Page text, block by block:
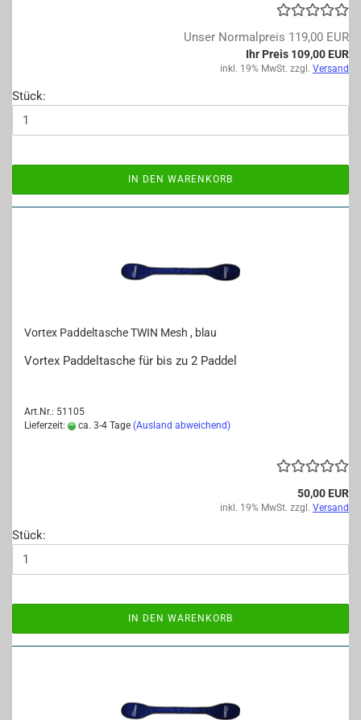
Unser Normalpreis 119,00 EUR
Ihr Preis 109,00 EUR
inkl. 19% MwSt. zzgl. Versand
Stück:
IN DEN WARENKORB
Vor­tex Pad­del­ta­sche TWIN Mesh , blau
Vor­tex Pad­del­ta­sche für bis zu 2 Pad­del
Art.Nr.: 51105
Lieferzeit:
ca. 3-4 Tage (Ausland abweichend)
50,00 EUR
inkl. 19% MwSt. zzgl. Versand
Stück:
IN DEN WARENKORB